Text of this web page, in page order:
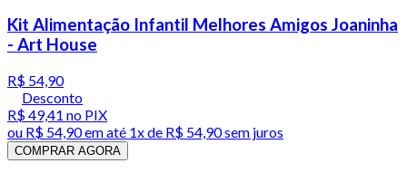
Kit Alimentação Infantil Melhores Amigos Joaninha
- Art House
R$ 54,90
Desconto
R$ 49,41 no PIX
ou R$ 54,90em até 1x de R$ 54,90sem juros
COMPRAR AGORA